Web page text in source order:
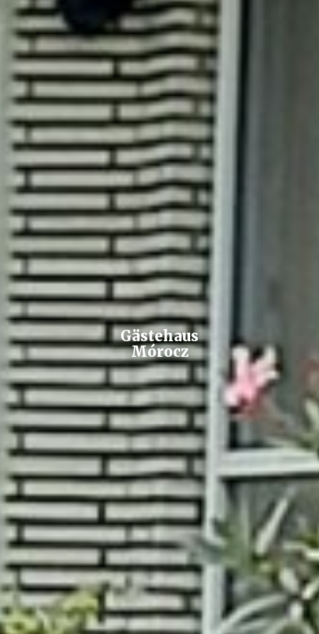
Gästehaus
Mórocz